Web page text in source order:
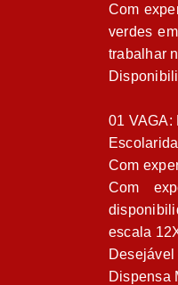
Com
verdes
trabalhar
01 VAGA:
Com
Com
escala
Desejável
Dispensa